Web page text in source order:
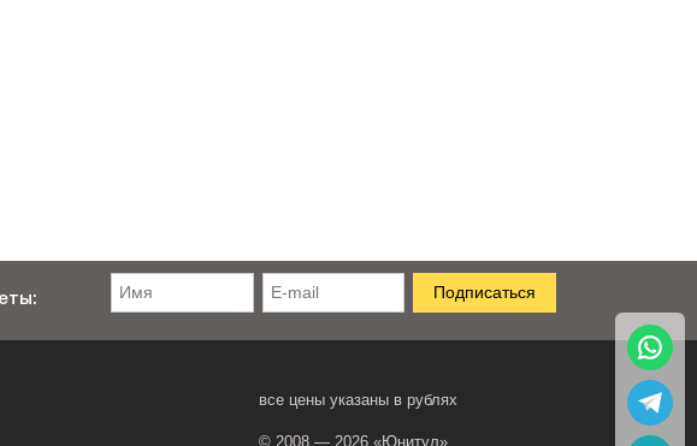
все цены указаны в рублях
© 2008 — 2026 «Юнитул»